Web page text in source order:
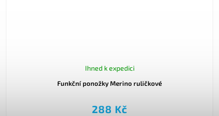
Funkční ponožky Merino ruličkové
Ihned k expedici
288 Kč